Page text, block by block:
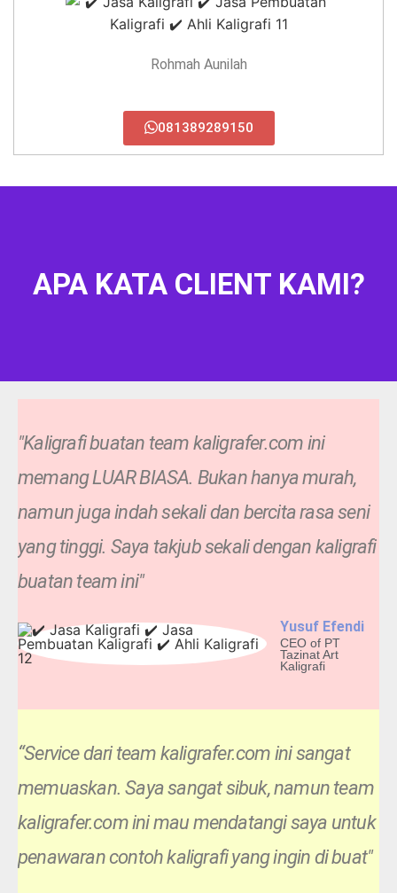
Rohmah Aunilah
081389289150
APA KATA CLIENT KAMI?
"Kaligrafi buatan team kaligrafer.com ini
memang LUAR BIASA. Bukan hanya murah,
namun juga indah sekali dan bercita rasa seni
yang tinggi. Saya takjub sekali dengan kaligrafi
buatan team ini"
Yusuf Efendi
CEO of PT
Tazinat Art
Kaligrafi
“Service dari team kaligrafer.com ini sangat
memuaskan. Saya sangat sibuk, namun team
kaligrafer.com ini mau mendatangi saya untuk
penawaran contoh kaligrafi yang ingin di buat"